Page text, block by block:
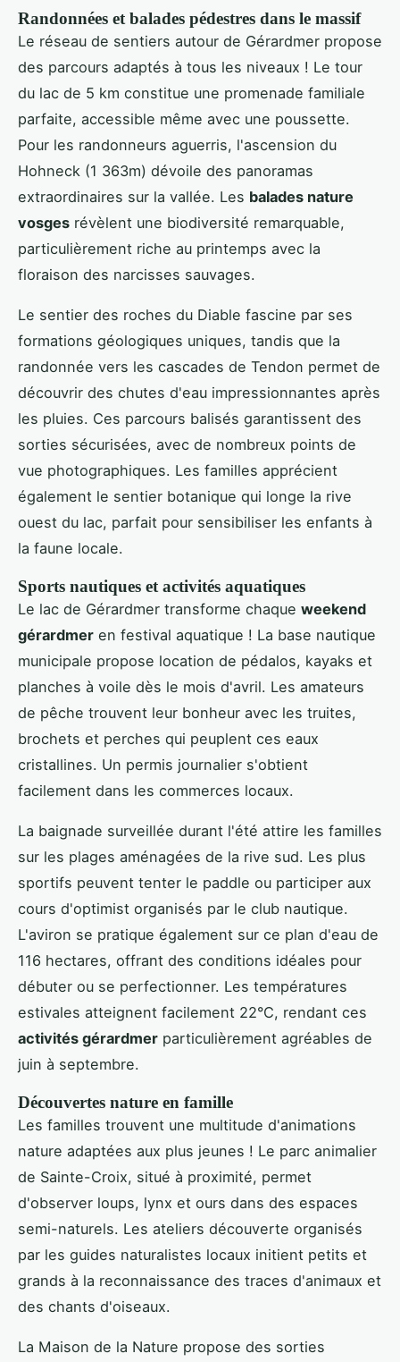
Randonnées et balades pédestres dans le massif
Le réseau de sentiers autour de Gérardmer propose
des parcours adaptés à tous les niveaux ! Le tour
du lac de 5 km constitue une promenade familiale
parfaite, accessible même avec une poussette.
Pour les randonneurs aguerris, l'ascension du
Hohneck (1 363m) dévoile des panoramas
extraordinaires sur la vallée. Les balades nature
vosges révèlent une biodiversité remarquable,
particulièrement riche au printemps avec la
floraison des narcisses sauvages.
Le sentier des roches du Diable fascine par ses
formations géologiques uniques, tandis que la
randonnée vers les cascades de Tendon permet de
découvrir des chutes d'eau impressionnantes après
les pluies. Ces parcours balisés garantissent des
sorties sécurisées, avec de nombreux points de
vue photographiques. Les familles apprécient
également le sentier botanique qui longe la rive
ouest du lac, parfait pour sensibiliser les enfants à
la faune locale.
Sports nautiques et activités aquatiques
Le lac de Gérardmer transforme chaque weekend
gérardmer en festival aquatique ! La base nautique
municipale propose location de pédalos, kayaks et
planches à voile dès le mois d'avril. Les amateurs
de pêche trouvent leur bonheur avec les truites,
brochets et perches qui peuplent ces eaux
cristallines. Un permis journalier s'obtient
facilement dans les commerces locaux.
La baignade surveillée durant l'été attire les familles
sur les plages aménagées de la rive sud. Les plus
sportifs peuvent tenter le paddle ou participer aux
cours d'optimist organisés par le club nautique.
L'aviron se pratique également sur ce plan d'eau de
116 hectares, offrant des conditions idéales pour
débuter ou se perfectionner. Les températures
estivales atteignent facilement 22°C, rendant ces
activités gérardmer particulièrement agréables de
juin à septembre.
Découvertes nature en famille
Les familles trouvent une multitude d'animations
nature adaptées aux plus jeunes ! Le parc animalier
de Sainte-Croix, situé à proximité, permet
d'observer loups, lynx et ours dans des espaces
semi-naturels. Les ateliers découverte organisés
par les guides naturalistes locaux initient petits et
grands à la reconnaissance des traces d'animaux et
des chants d'oiseaux.
La Maison de la Nature propose des sorties